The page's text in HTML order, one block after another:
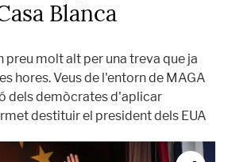
Blanca
preu molt alt per una treva que ja
hores. Veus de l'entorn de MAGA
dels demòcrates d'aplicar
destituir el president dels EUA